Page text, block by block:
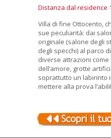
Distanza dal residence
Villa di fine Ottocento,
sue peculiarità: dai
originale (salone degli
degli specchi) al parco
diverse attrazioni
dell’amore, grotte
soprattutto un labirinto
mettere alla prova